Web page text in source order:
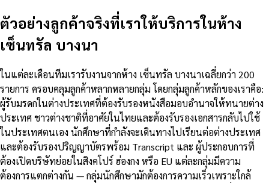
ตัวอย่างลูกค้าจริงที่เราให้บริการในห้าง
เซ็นทรัล บางนา
ในแต่ละเดือนทีมเรารับงานจากห้าง เซ็นทรัล บางนาเฉลี่ยกว่า 200
รายการ ครอบคลุมลูกค้าหลากหลายกลุ่ม โดยกลุ่มลูกค้าหลักของเราคือ:
ผู้รับมรดกในต่างประเทศที่ต้องรับรองหนังสือมอบอำนาจให้ทนายต่าง
ประเทศ ชาวต่างชาติที่อาศัยในไทยและต้องรับรองเอกสารกลับไปใช้
ในประเทศตนเอง นักศึกษาที่กำลังจะเดินทางไปเรียนต่อต่างประเทศ
และต้องรับรองปริญญาบัตรพร้อม Transcript และ ผู้ประกอบการที่
ต้องเปิดบริษัทย่อยในสิงคโปร์ ฮ่องกง หรือ EU แต่ละกลุ่มมีความ
ต้องการแตกต่างกัน — กลุ่มนักศึกษามักต้องการความเร็วเพราะใกล้